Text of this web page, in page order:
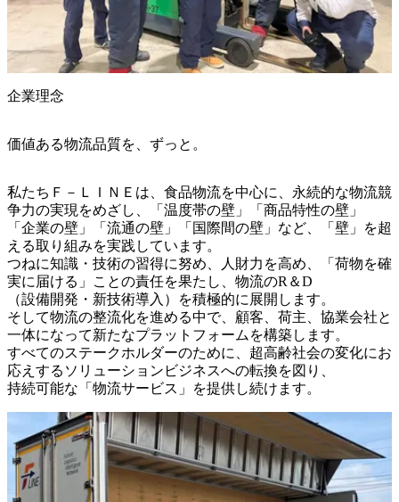
企業理念
価値ある物流品質を、ずっと。
私たちＦ－ＬＩＮＥは、食品物流を中心に、永続的な物流競
争力の実現をめざし、「温度帯の壁」「商品特性の壁」
「企業の壁」「流通の壁」「国際間の壁」など、「壁」を超
える取り組みを実践しています。
つねに知識・技術の習得に努め、人財力を高め、「荷物を確
実に届ける」ことの責任を果たし、物流のR＆D
（設備開発・新技術導入）を積極的に展開します。
そして物流の整流化を進める中で、顧客、荷主、協業会社と
一体になって新たなプラットフォームを構築します。
すべてのステークホルダーのために、超高齢社会の変化にお
応えするソリューションビジネスへの転換を図り、